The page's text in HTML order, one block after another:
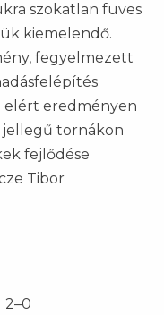
szokatlan füves
kiemelendő.
fegyelmezett
elért eredményen
jellegű tornákon
fejlődése
Tibor
2–0